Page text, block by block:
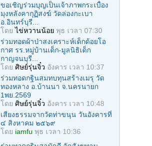
ขอเชิญร่วมบุญเป็นเจ้าภาพกระเบื้อง
มุงหลังคากุฏิสงฆ์ วัดล่องกะเบา
อ.อินทร์บุรี...
โดยไข่หวานน้อย พุธ เวลา 07:30
ร่วมทอดผ้าป่าสงเคราะห์เด็กด้อยโอ
กาศ รร.หมู่บ้านเด็ก-มูลนิธิเด็ก
กาญจนบุรี...
โดย ศิษย์รุ่นจิ๋ว อังคาร เวลา 10:37
ร่วมทอดกฐินสมทบทุนสร้างเมรุ วัด
ทองหลาง อ.บ้านนา จ.นครนายก
1พย.2569
โดย ศิษย์รุ่นจิ๋ว อังคาร เวลา 10:48
เสียงธรรมจากวัดท่าขนุน วันอังคารที่
๔ สิงหาคม ๒๕๖๙
โดย iamfu พุธ เวลา 10:36